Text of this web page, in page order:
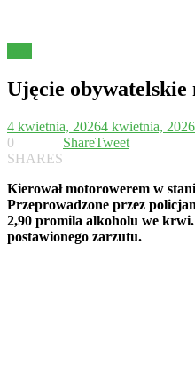
Ujęcie obywatelskie
4 kwietnia, 20264 kwietnia, 2026
0
SHARES
ShareTweet
Kierował motorowerem w
Przeprowadzone przez
2,90 promila alkoholu we krwi.
postawionego zarzutu.